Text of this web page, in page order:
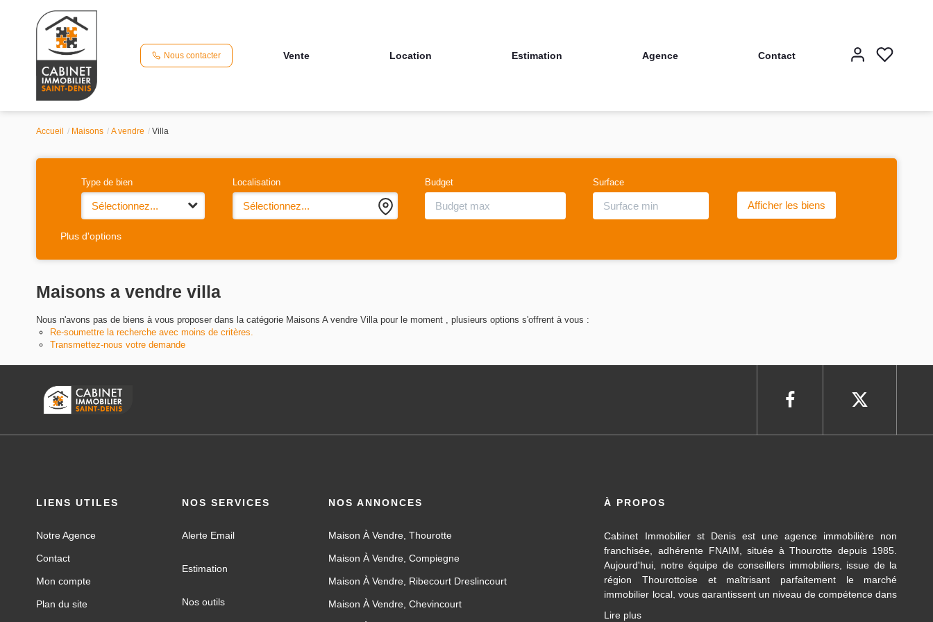
Nous contacter Vente Location Estimation Agence Contact
Accueil Maisons A vendre Villa
Type de bien
Sélectionnez...
Localisation
Sélectionnez...
Budget Surface
Plus d'options
Maisons a vendre villa
Nous n'avons pas de biens à vous proposer dans la catégorie Maisons A vendre Villa pour le moment , plusieurs options s'offrent à vous :
Re-soumettre la recherche avec moins de critères.
Transmettez-nous votre demande
LIENS UTILES
Notre Agence
Contact
Mon compte
Plan du site
NOS SERVICES
Alerte Email
Estimation
Nos outils
NOS ANNONCES
Maison À Vendre, Thourotte
Maison À Vendre, Compiegne
Maison À Vendre, Ribecourt Dreslincourt
Maison À Vendre, Chevincourt
À PROPOS
Cabinet Immobilier st Denis est une agence immobilière non
franchisée, adhérente FNAIM, située à Thourotte depuis 1985.
Aujourd'hui, notre équipe de conseillers immobiliers, issue de la
région Thourottoise et maîtrisant parfaitement le marché
immobilier local, vous garantissent un niveau de compétence dans
Lire plus